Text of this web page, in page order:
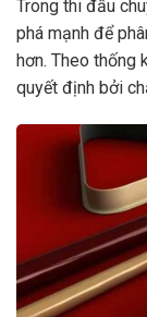
Trong thi đấu
phá mạnh để
hơn. Theo thống
quyết định bởi